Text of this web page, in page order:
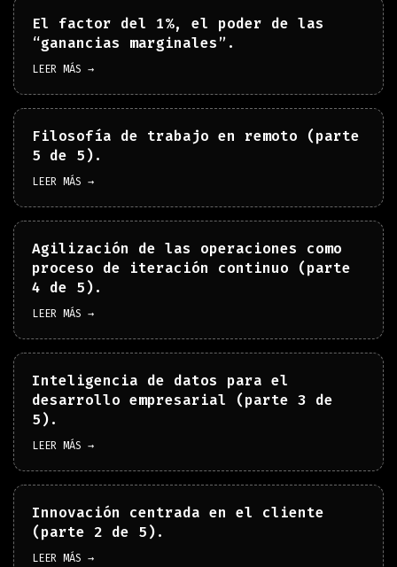
El factor del 1%, el poder de las
“ganancias marginales”.
LEER MÁS →
Filosofía de trabajo en remoto (parte
5 de 5).
LEER MÁS →
Agilización de las operaciones como
proceso de iteración continuo (parte
4 de 5).
LEER MÁS →
Inteligencia de datos para el
desarrollo empresarial (parte 3 de
5).
LEER MÁS →
Innovación centrada en el cliente
(parte 2 de 5).
LEER MÁS →